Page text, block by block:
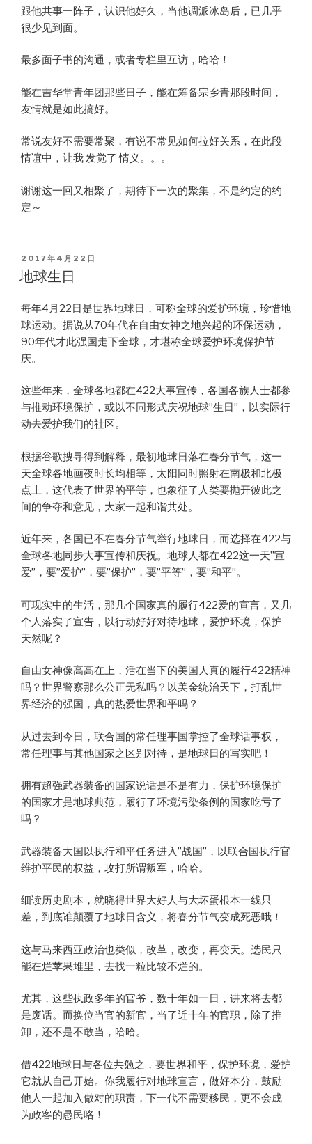
跟他共事一阵子，认识他好久，当他调派冰岛后，已几乎
很少见到面。
最多面子书的沟通，或者专栏里互访，哈哈！
能在吉华堂青年团那些日子，能在筹备宗乡青那段时间，
友情就是如此搞好。
常说友好不需要常聚，有说不常见如何拉好关系，在此段
情谊中，让我 发觉了 情义。。。
谢谢这一回又相聚了，期待下一次的聚集，不是约定的约
定～
POSTED
ON
2017年4月22日
地球生日
每年4月22日是世界地球日，可称全球的爱护环境，珍惜地
球运动。据说从70年代在自由女神之地兴起的环保运动，
90年代才此强国走下全球，才堪称全球爱护环境保护节
庆。
这些年来，全球各地都在422大事宣传，各国各族人士都参
与推动环境保护，或以不同形式庆祝地球”生日”，以实际行
动去爱护我们的社区。
根据谷歌搜寻得到解释，最初地球日落在春分节气，这一
天全球各地画夜时长均相等，太阳同时照射在南极和北极
点上，这代表了世界的平等，也象征了人类要抛开彼此之
间的争夺和意见，大家一起和谐共处。
近年来，各国已不在春分节气举行地球日，而选择在422与
全球各地同步大事宣传和庆祝。地球人都在422这一天”宣
爱”，要”爱护”，要”保护”，要”平等”，要”和平”。
可现实中的生活，那几个国家真的履行422爱的宣言，又几
个人落实了宣告，以行动好好对待地球，爱护环境，保护
天然呢？
自由女神像高高在上，活在当下的美国人真的履行422精神
吗？世界警察那么公正无私吗？以美金统治天下，打乱世
界经济的强国，真的热爱世界和平吗？
从过去到今日，联合国的常任理事国掌控了全球话事权，
常任理事与其他国家之区别对待，是地球日的写实吧！
拥有超强武器装备的国家说话是不是有力，保护环境保护
的国家才是地球典范，履行了环境污染条例的国家吃亏了
吗？
武器装备大国以执行和平任务进入”战国”，以联合国执行官
维护平民的权益，攻打所谓叛军，哈哈。
细读历史剧本，就晓得世界大好人与大坏蛋根本一线只
差，到底谁颠覆了地球日含义，将春分节气变成死恶哦！
这与马来西亚政治也类似，改革，改变，再变天。选民只
能在烂苹果堆里，去找一粒比较不烂的。
尤其，这些执政多年的官爷，数十年如一日，讲来将去都
是废话。而换位当官的新官，当了近十年的官职，除了推
卸，还不是不敢当，哈哈。
借422地球日与各位共勉之，要世界和平，保护环境，爱护
它就从自己开始。你我履行对地球宣言，做好本分，鼓励
他人一起加入做对的职责，下一代不需要移民，更不会成
为政客的愚民咯！